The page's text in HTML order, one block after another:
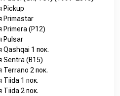
Pickup
Primastar
Primera (P12)
Pulsar
Qashqai 1 пок.
Sentra (B15)
Terrano 2 пок.
Tiida 1 пок.
Tiida 2 пок.